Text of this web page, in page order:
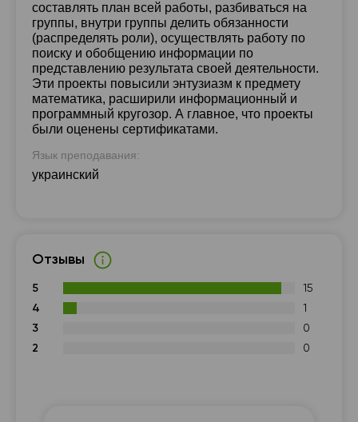
составлять план всей работы, разбиваться на
группы, внутри группы делить обязанности
(распределять роли), осуществлять работу по
поиску и обобщению информации по
представлению результата своей деятельности.
Эти проекты повысили энтузиазм к предмету
математика, расширили информационный и
программный кругозор. А главное, что проекты
были оценены сертификатами.
Язык преподавания:
украинский
Отзывы
5
15
4
1
3
0
2
0